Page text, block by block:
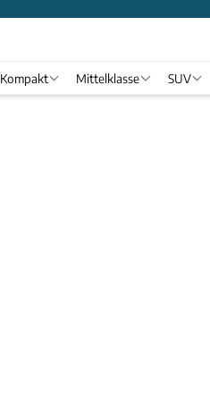
Kompakt Mittelklasse SUV